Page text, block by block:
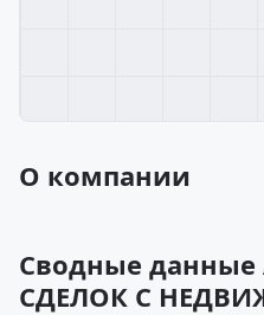
О компании
Сводные данные
СДЕЛОК С